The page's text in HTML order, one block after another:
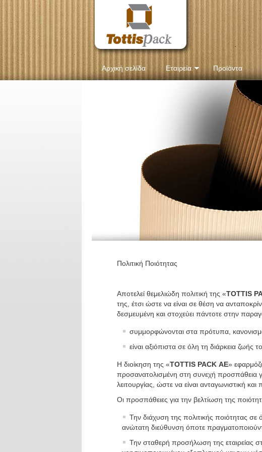
Αρχική σελίδα Εταιρεία Προϊόντα
Πολιτική Ποιότητας
Αποτελεί θεμελιώδη πολιτική της «TOTTIS
της, έτσι ώστε να είναι σε θέση να
δεσμευμένη και στοχεύει πάντοτε στην
συμμορφώνονται στα πρότυπα,
είναι αξιόπιστα σε όλη τη διάρκεια ζωής
Η διοίκηση της «TOTTIS PACK ΑΕ»
προσανατολισμένη στη συνεχή προσπάθεια
λειτουργίας, ώστε να είναι ανταγωνιστική
Οι προσπάθειες για την βελτίωση της
Την διάχυση της πολιτικής ποιότητας
ανώτατη διεύθυνση όποτε
Την σταθερή προσήλωση της εταιρείας